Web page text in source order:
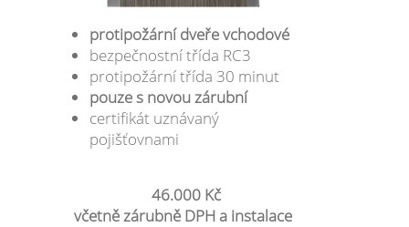
protipožární dveře vchodové
bezpečnostní třída RC3
protipožární třída 30 minut
pouze s novou zárubní
certifikát uznávaný
pojišťovnami
46.000 Kč
včetně zárubně DPH a instalace